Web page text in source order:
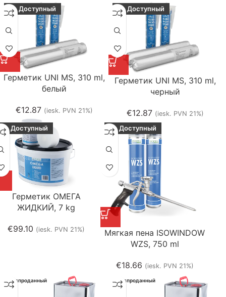
Доступный
Герметик UNI MS, 310 ml,
белый
€12.87 (iesk. PVN 21%)
Доступный
Герметик UNI MS, 310 ml,
черный
€12.87 (iesk. PVN 21%)
Доступный
Герметик ОМЕГА
ЖИДКИЙ, 7 kg
€99.10 (iesk. PVN 21%)
Доступный
Мягкая пена ISOWINDOW
WZS, 750 ml
€18.66 (iesk. PVN 21%)
Распроданный Распроданный